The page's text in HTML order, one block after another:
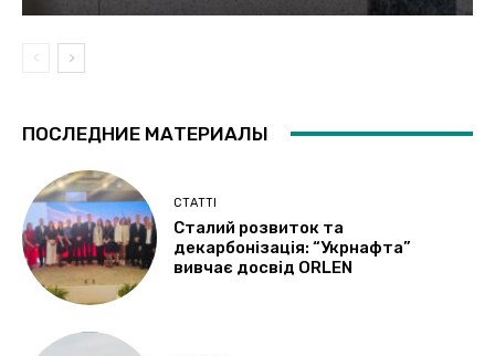
ПОСЛЕДНИЕ МАТЕРИАЛЫ
СТАТТІ
Сталий розвиток та
декарбонізація: “Укрнафта”
вивчає досвід ORLEN